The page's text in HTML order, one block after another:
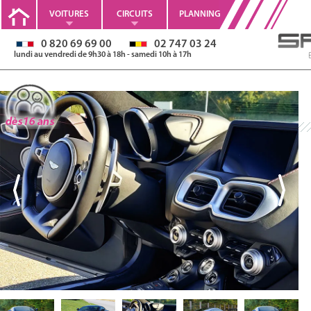
VOITURES CIRCUITS PLANNING
0 820 69 69 00 02 747 03 24
lundi au vendredi de 9h30 à 18h - samedi 10h à 17h